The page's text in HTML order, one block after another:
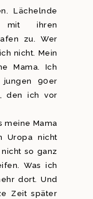
Lächelnde
mit ihren
zu. Wer
nicht. Mein
Mama. Ich
90er
den ich vor
meine Mama
Uropa nicht
so ganz
Was ich
dort. Und
Zeit später